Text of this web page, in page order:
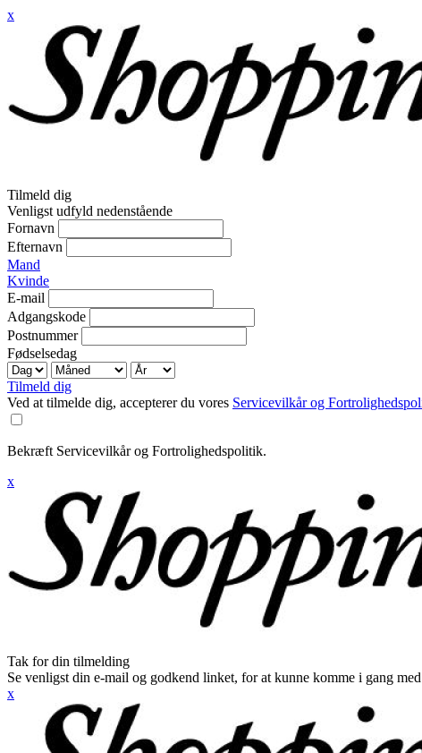
x
Tilmeld dig
Venligst udfyld nedenstående
Fornavn
Efternavn
Mand
Kvinde
E-mail
Adgangskode
Postnummer
Fødselsedag
Tilmeld dig
Ved at tilmelde dig, accepterer du vores Servicevilkår og
Bekræft Servicevilkår og Fortrolighedspolitik.
x
Tak for din tilmelding
Se venligst din e-mail og godkend linket, for at kunne komme i gang
x